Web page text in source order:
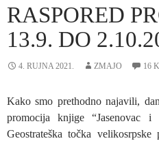
RASPORED
13.9. DO
4. RUJNA 2021. ZMAJO 16
Kako smo prethodno najavili,
promocija knjige “Jasenovac i
Geostrateška točka